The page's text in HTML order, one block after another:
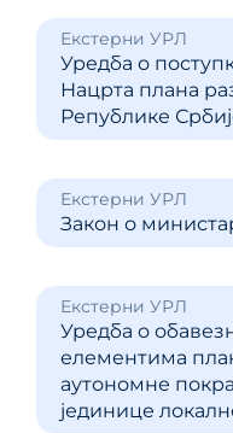
Екстерни УРЛ
Уредба о
Нацрта плана
Републике
Екстерни УРЛ
Закон о
Екстерни УРЛ
Уредба о
елементима
аутономне
јединице